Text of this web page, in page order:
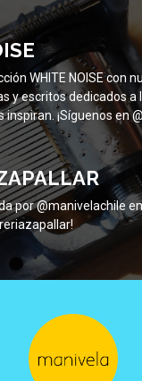
WHITE NOISE con
y escritos dedicados a
¡Síguenos en
por @manivelachile